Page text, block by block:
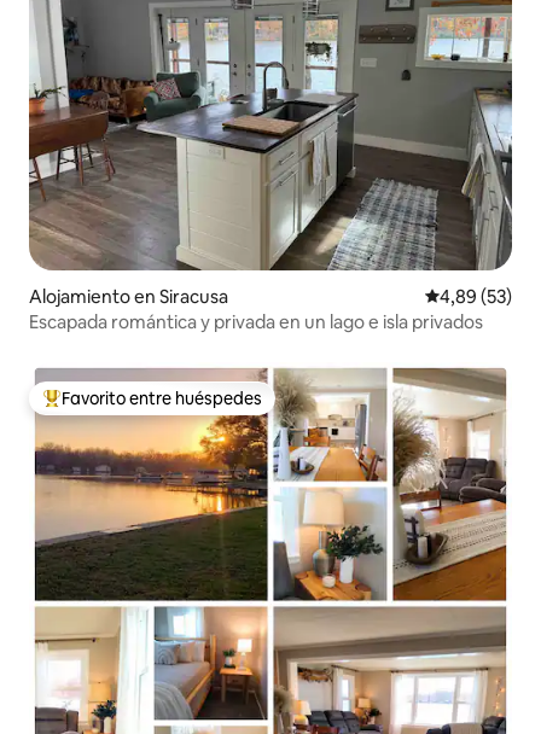
Alojamiento en Siracusa Calificación
4,89 (53)
Escapada romántica y privada en un lago e isla privados
Favorito entre los huéspedes más destacados
Favorito entre huéspedes